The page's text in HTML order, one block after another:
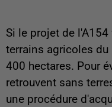
Si le projet de
terrains agricoles du
400 hectares. Pour
retrouvent sans
une procédure